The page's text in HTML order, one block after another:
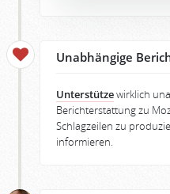
Unabhängige
Unterstützewirklich
Berichterstattung zu
Schlagzeilen zu
informieren.